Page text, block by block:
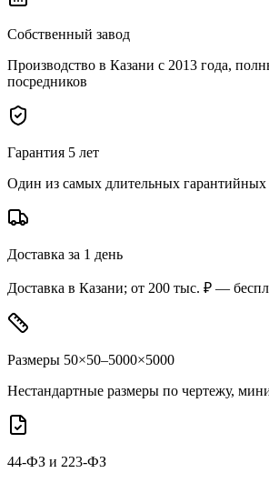
Собственный завод
Производство в Казани с 2013 года,
посредников
Гарантия 5 лет
Один из самых длительных гарантийных
Доставка за 1 день
Доставка в Казани; от 200 тыс. ₽ —
Размеры 50×50–5000×5000
Нестандартные размеры по чертежу,
44-ФЗ и 223-ФЗ